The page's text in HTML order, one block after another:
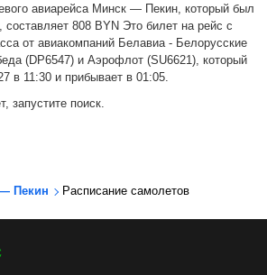
авиарейса Минск — Пекин, который был
составляет 808 BYN Это билет на рейс с
от авиакомпаний Белавиа - Белорусские
(DP6547) и Аэрофлот (SU6621), который
в 11:30 и прибывает в 01:05.
запустите поиск.
Пекин Расписание самолетов